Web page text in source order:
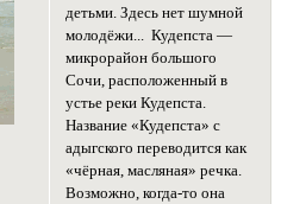
детьми. Здесь нет шумной
молодёжи... Кудепста —
микрорайон большого
Сочи, расположенный в
устье реки Кудепста.
Название «Кудепста» с
адыгского переводится как
«чёрная, масляная» речка.
Возможно, когда-то она